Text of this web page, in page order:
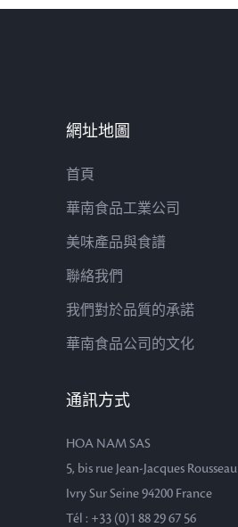
網址地圖
首頁
華南食品工業公司
美味產品與食譜
聯絡我們
我們對於品質的承諾
華南食品公司的文化
通訊方式
HOA NAM SAS
5, bis rue Jean-Jacques Rousseau
Ivry Sur Seine 94200 France
Tél : +33 (0)1 88 29 67 56